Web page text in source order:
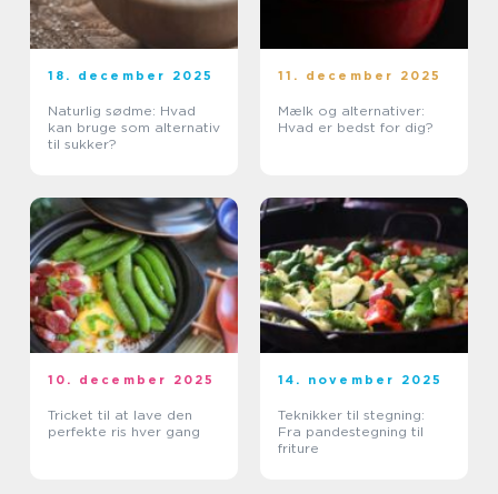
18. december 2025
Naturlig sødme: Hvad
kan bruge som alternativ
til sukker?
11. december 2025
Mælk og alternativer:
Hvad er bedst for dig?
10. december 2025
Tricket til at lave den
perfekte ris hver gang
14. november 2025
Teknikker til stegning:
Fra pandestegning til
friture